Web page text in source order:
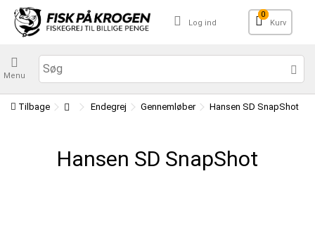
Log ind
0
Kurv
Menu
Tilbage Endegrej Gennemløber Hansen SD SnapShot
Hansen SD SnapShot